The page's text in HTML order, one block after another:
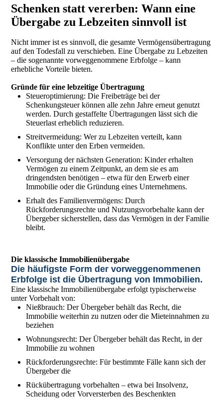
Schenken statt vererben: Wann eine
Übergabe zu Lebzeiten sinnvoll ist
Nicht immer ist es sinnvoll, die gesamte Vermögensübertragung
auf den Todesfall zu verschieben. Eine Übergabe zu Lebzeiten
– die sogenannte vorweggenommene Erbfolge – kann
erhebliche Vorteile bieten.
Gründe für eine lebzeitige Übertragung
Steueroptimierung: Die Freibeträge bei der
Schenkungsteuer können alle zehn Jahre erneut genutzt
werden. Durch gestaffelte Übertragungen lässt sich die
Steuerlast erheblich reduzieren.
Streitvermeidung: Wer zu Lebzeiten verteilt, kann
Konflikte unter den Erben vermeiden.
Versorgung der nächsten Generation: Kinder erhalten
Vermögen zu einem Zeitpunkt, an dem sie es am
dringendsten benötigen – etwa für den Erwerb einer
Immobilie oder die Gründung eines Unternehmens.
Erhalt des Familienvermögens: Durch
Rückforderungsrechte und Nutzungsvorbehalte kann der
Übergeber sicherstellen, dass das Vermögen in der Familie
bleibt.
Die klassische Immobilienübergabe
Die häufigste Form der vorweggenommenen
Erbfolge ist die Übertragung von Immobilien.
Eine klassische Immobilienübergabe erfolgt typischerweise
unter Vorbehalt von:
Nießbrauch: Der Übergeber behält das Recht, die
Immobilie weiterhin zu nutzen oder die Mieteinnahmen zu
beziehen
Wohnungsrecht: Der Übergeber behält das Recht, in der
Immobilie zu wohnen
Rückforderungsrechte: Für bestimmte Fälle kann sich der
Übergeber die
Rückübertragung vorbehalten – etwa bei Insolvenz,
Scheidung oder Vorversterben des Beschenkten